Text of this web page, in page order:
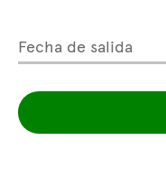
Fecha de salida